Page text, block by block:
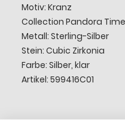
Motiv: Kranz
Collection Pandora
Metall: Sterling-Silber
Stein: Cubic Zirkonia
Farbe: Silber, klar
Artikel: 599416C01